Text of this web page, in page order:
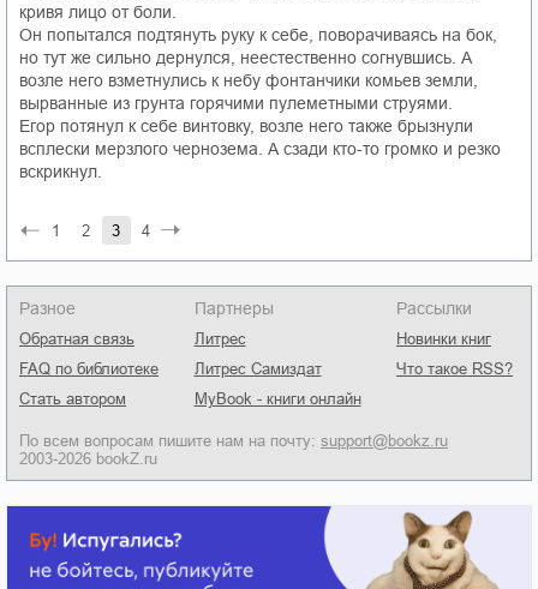
кривя лицо от боли.
Он попытался подтянуть руку к себе, поворачиваясь на бок,
но тут же сильно дернулся, неестественно согнувшись. А
возле него взметнулись к небу фонтанчики комьев земли,
вырванные из грунта горячими пулеметными струями.
Егор потянул к себе винтовку, возле него также брызнули
всплески мерзлого чернозема. А сзади кто-то громко и резко
вскрикнул.
1 2 3 4
Разное
Обратная связь
FAQ по библиотеке
Стать автором
Партнеры
Литрес
Литрес Самиздат
MyBook - книги онлайн
Рассылки
Новинки книг
Что такое RSS?
По всем вопросам пишите нам на почту: support@bookz.ru
2003-2026 bookZ.ru